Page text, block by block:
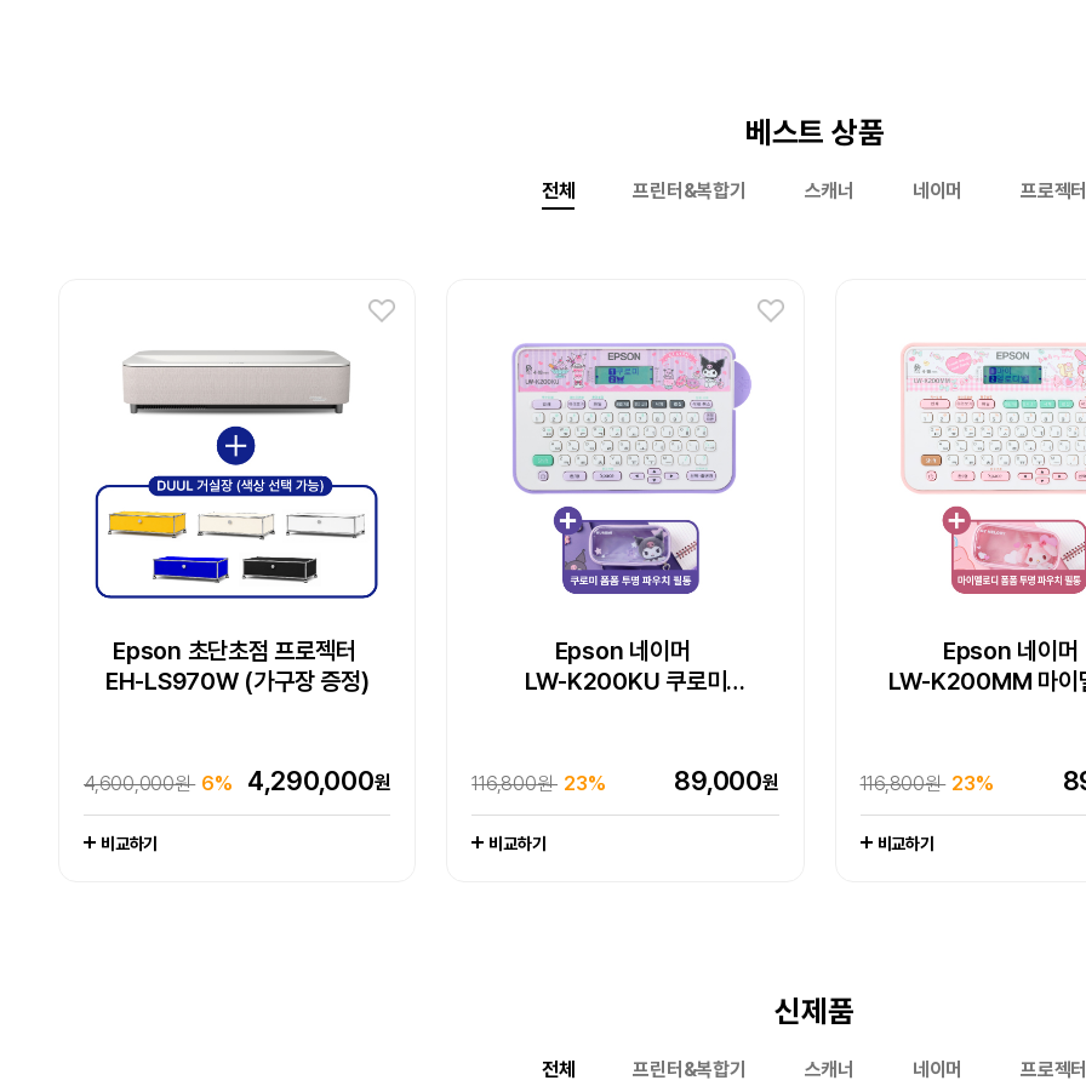
베스트 상품
전체 프린터&복합기 스캐너 네이머 프로젝
Epson 초단초점 프로젝터
EH-LS970W (가구장 증정)
4,600,000원 6% 4,290,000원
비교하기
Epson 네이머
LW-K200KU 쿠로미
116,800원 23% 89,000원
비교하기
Epson 네이머
LW-K200MM 마이
116,800원 23%
비교하기
Epson EcoTank
포토 복합기 L8180
704,000원 0% 704,000원
비교하기
Epson EcoTank Pro
팩스 복합기 L15150
1,065,000원 1% 1,044,000원
비교하기
Epson WorkForce DS-530III
676,000원 38% 417,000원
비교하기
Epson WorkForce DS-785W
679,000원 23% 519,000원
비교하기
Epson WorkForce
545,000원 17%
비교하기
Epson 네이머
LW-K200DA 곰돌이 푸
128,000원 19% 102,800원
비교하기
Epson 네이머
LW-H200RK 리락쿠마
111,000원 20% 88,600원
비교하기
Epson 네이머
LW-K200PK 핑크 라
97,000원 20%
비교하기
Epson 초단초점 프로젝터
EH-LS970W (가구장 증정)
[잇섭 Pick] 엡손 라이프스튜디오
빔프로젝터 (EF-72)
30대 한정 완판
엡손 정품 EH-
신제품
전체 프린터&복합기 스캐너 네이머 프로젝